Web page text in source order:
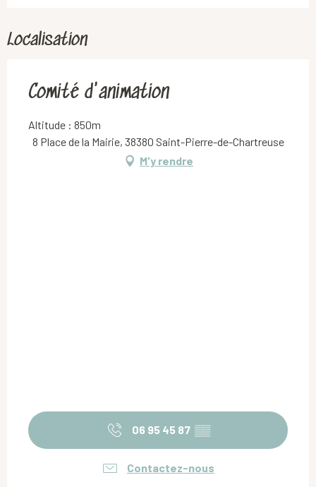
Localisation
Comité d'animation
Altitude : 850m
8 Place de la Mairie, 38380 Saint-Pierre-de-Chartreuse
M'y rendre
06 95 45 87 ▒▒
Contactez-nous